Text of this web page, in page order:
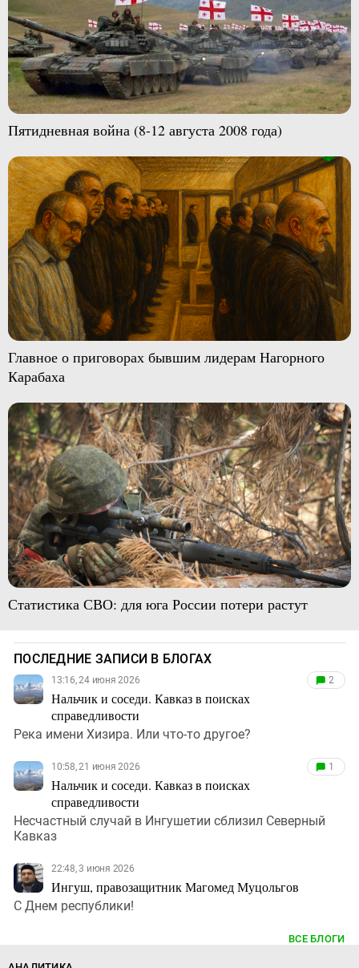
Пятидневная война (8-12 августа 2008 года)
Главное о приговорах бывшим лидерам Нагорного
Карабаха
Статистика СВО: для юга России потери растут
ПОСЛЕДНИЕ ЗАПИСИ В БЛОГАХ
13:16, 24 июня 2026
Нальчик и соседи. Кавказ в поисках
справедливости
2
Река имени Хизира. Или что-то другое?
10:58, 21 июня 2026
Нальчик и соседи. Кавказ в поисках
справедливости
1
Несчастный случай в Ингушетии сблизил Северный
Кавказ
22:48, 3 июня 2026
Ингуш, правозащитник Магомед Муцольгов
С Днем республики!
ВСЕ БЛОГИ